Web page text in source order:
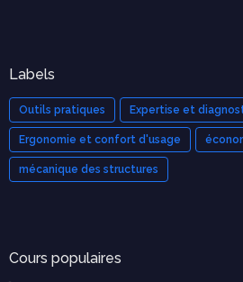
Labels
Outils pratiques Expertise et
Ergonomie et confort d'usage
mécanique des structures
Cours populaires